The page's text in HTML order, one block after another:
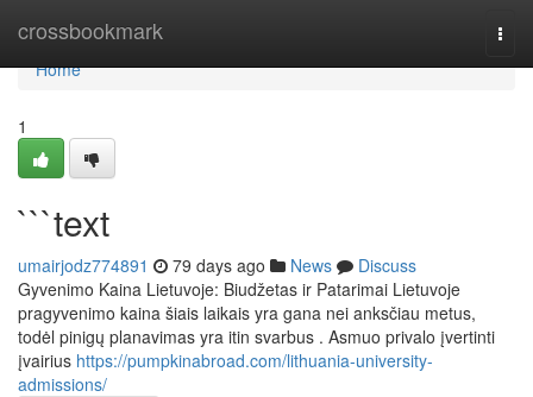
crossbookmark
Home
Home
1
```text
umairjodz774891 79 days ago News
Discuss
Gyvenimo Kaina Lietuvoje: Biudžetas ir Patarimai Lietuvoje
pragyvenimo kaina šiais laikais yra gana nei anksčiau metus,
todėl pinigų planavimas yra itin svarbus . Asmuo privalo įvertinti
įvairius https://pumpkinabroad.com/lithuania-university-
admissions/